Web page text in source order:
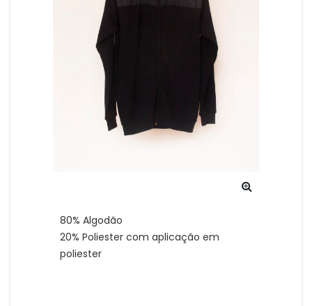
80% Algodão
20% Poliester com aplicação em
poliester